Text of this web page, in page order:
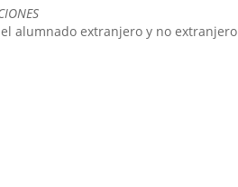
alumnado extranjero y no extranjero